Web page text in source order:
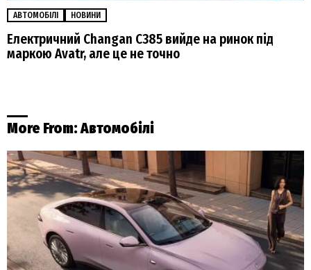
АВТОМОБІЛІ НОВИНИ
Електричний Changan C385 вийде на ринок під
маркою Avatr, але це не точно
More From:Автомобілі